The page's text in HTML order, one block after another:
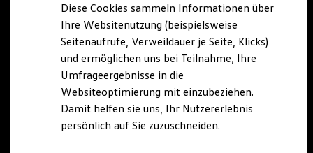
Behörden
Direktkunden
Sonderfahrzeuge
Anpfiff zum Gewinn
Elektromobilität
Elektroautos
ID. Tutorials
Elektrofahrzeugkonzepte
ID. EVERY1
Reichweite
Diese Cookies sammeln Informationen über
Ihre Websitenutzung (beispielsweise
Seitenaufrufe, Verweildauer je Seite, Klicks)
und ermöglichen uns bei Teilnahme, Ihre
Umfrageergebnisse in die
Websiteoptimierung mit einzubeziehen.
Damit helfen sie uns, Ihr Nutzererlebnis
persönlich auf Sie zuzuschneiden.